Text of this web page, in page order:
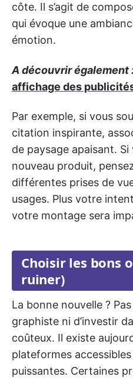
côte. Il s’agit de
qui évoque une
émotion.
A découvrir également
affichage des
Par exemple, si vous
citation inspirante,
de paysage apaisant.
nouveau produit,
différentes prises de
usages. Plus votre
votre montage sera
Choisir les bons
ruiner)
La bonne nouvelle ?
graphiste ni d’investir
coûteux. Il existe
plateformes
puissantes. Certaines